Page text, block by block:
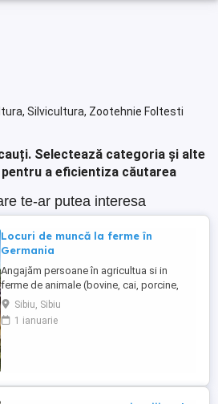
Silvicultura, Zootehnie Foltesti
Selectează categoria și alte
a eficientiza căutarea
te-ar putea interesa
Locuri de muncă la ferme în
Germania
Angajăm persoane în agricultua si in
ferme de animale (bovine, cai, porcine,
caprine, si păsari) în Germania. Salar
atractiv incepand cu1900 euro net lună
plus ore suplimentare plătite Cazare și
Sibiu, Sibiu
1 ianuarie